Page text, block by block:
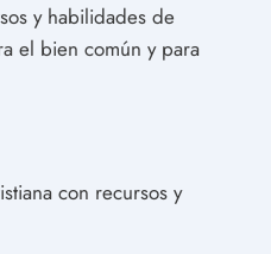
y habilidades de
el bien común y para
con recursos y